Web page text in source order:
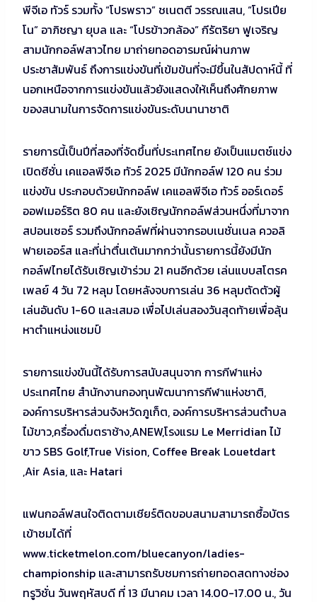
พีจีเอ ทัวร์ รวมทั้ง “โปรพราว” ชเนตตี วรรณแสน, “โปรเปีย
โน” อาภิชญา ยุบล และ “โปรข้าวกล้อง” กีรัตริยา ฟูเจริญ
สามนักกอล์ฟสาวไทย มาถ่ายทอดอารมณ์ผ่านภาพ
ประชาสัมพันธ์ ถึงการแข่งขันที่เข้มข้นที่จะมีขึ้นในสัปดาห์นี้ ที่
นอกเหนือจากการแข่งขันแล้วยังแสดงให้เห็นถึงศักยภาพ
ของสนามในการจัดการแข่งขันระดับนานาชาติ
รายการนี้เป็นปีที่สองที่จัดขึ้นที่ประเทศไทย ยังเป็นแมตช์แข่ง
เปิดซีซั่น เคแอลพีจีเอ ทัวร์ 2025 มีนักกอล์ฟ 120 คน ร่วม
แข่งขัน ประกอบด้วยนักกอล์ฟ เคแอลพีจีเอ ทัวร์ ออร์เดอร์
ออฟเมอร์ริต 80 คน และยังเชิญนักกอล์ฟส่วนหนึ่งที่มาจาก
สปอนเซอร์ รวมถึงนักกอล์ฟที่ผ่านจากรอบเนชั่นเนล ควอลิ
ฟายเออร์ส และที่น่าตื่นเต้นมากกว่านั้นรายการนี้ยังมีนัก
กอล์ฟไทยได้รับเชิญเข้าร่วม 21 คนอีกด้วย เล่นแบบสโตรค
เพลย์ 4 วัน 72 หลุม โดยหลังจบการเล่น 36 หลุมตัดตัวผู้
เล่นอันดับ 1-60 และเสมอ เพื่อไปเล่นสองวันสุดท้ายเพื่อลุ้น
หาตำแหน่งแชมป์
รายการแข่งขันนี้ได้รับการสนับสนุนจาก การกีฬาแห่ง
ประเทศไทย สำนักงานกองทุนพัฒนาการกีฬาแห่งชาติ,
องค์การบริหารส่วนจังหวัดภูเก็ต, องค์การบริหารส่วนตำบล
ไม้ขาว,ครื่องดื่มตราช้าง,ANEW,โรงแรม Le Merridian ไม้
ขาว SBS Golf,True Vision, Coffee Break Louetdart
,Air Asia, และ Hatari
แฟนกอล์ฟสนใจติดตามเชียร์ติดขอบสนามสามารถซื้อบัตร
เข้าชมได้ที่
www.ticketmelon.com/bluecanyon/ladies-
championship และสามารถรับชมการถ่ายทอดสดทางช่อง
ทรูวิชั่น วันพฤหัสบดี ที่ 13 มีนาคม เวลา 14.00-17.00 น., วัน